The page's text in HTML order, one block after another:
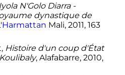
N'Golo Diarra -
dynastique de
Harmattan Mali, 2011, 163
Histoire d'un coup d'État
, Alafabarre, 2010,